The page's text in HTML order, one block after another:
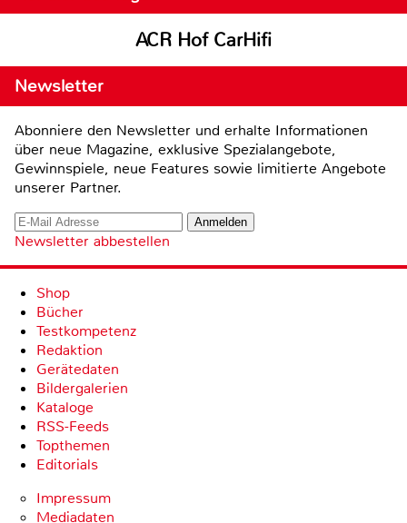
ACR Hof CarHifi
Newsletter
Abonniere den Newsletter und erhalte Informationen
über neue Magazine, exklusive Spezialangebote,
Gewinnspiele, neue Features sowie limitierte Angebote
unserer Partner.
Newsletter abbestellen
Shop
Bücher
Testkompetenz
Redaktion
Gerätedaten
Bildergalerien
Kataloge
RSS-Feeds
Topthemen
Editorials
Impressum
Mediadaten